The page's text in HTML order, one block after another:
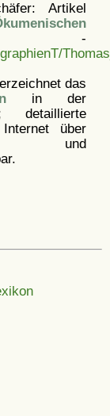
Artikel
das
in der
detaillierte
über